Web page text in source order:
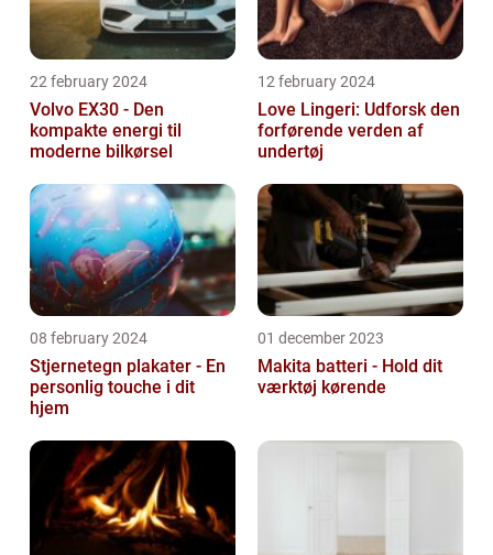
22 february 2024
Volvo EX30 - Den
kompakte energi til
moderne bilkørsel
12 february 2024
Love Lingeri: Udforsk den
forførende verden af
undertøj
08 february 2024
Stjernetegn plakater - En
personlig touche i dit
hjem
01 december 2023
Makita batteri - Hold dit
værktøj kørende